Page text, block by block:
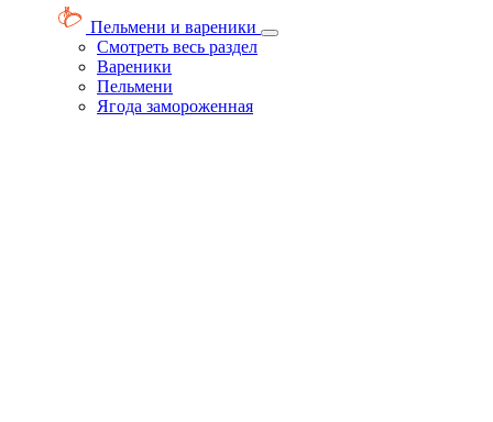
Пельмени и вареники
Смотреть весь раздел
Вареники
Пельмени
Ягода замороженная